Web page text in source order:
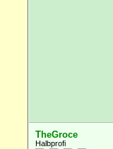
TheGroce
Halbprofi